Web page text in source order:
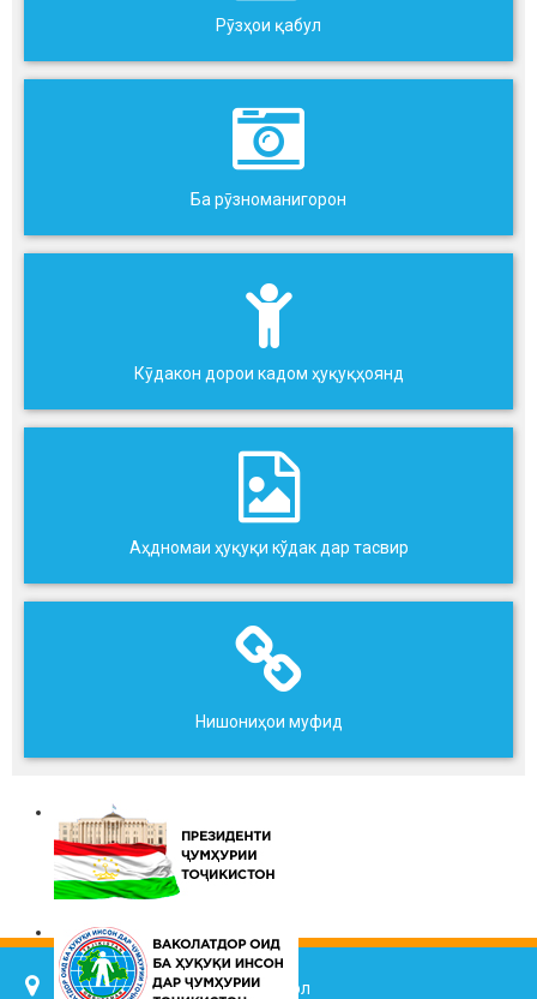
Рӯзҳои қабул
Ба рӯзноманигорон
Кӯдакон дорои кадом ҳуқуқҳоянд
Аҳдномаи ҳуқуқи кўдак дар тасвир
Нишониҳои муфид
734025, ш. Душанбе, кӯч. Ҷалол